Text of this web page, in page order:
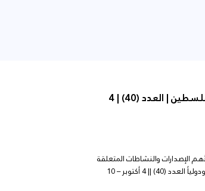
تقرير المشهد الحقوقي لفلسطين | العدد (40) | 4
والنشاطات المتعلقة
بفلسطين على مدار الأسبوع محلياً ودولياً العدد (40) || 4 أكتوبر – 10